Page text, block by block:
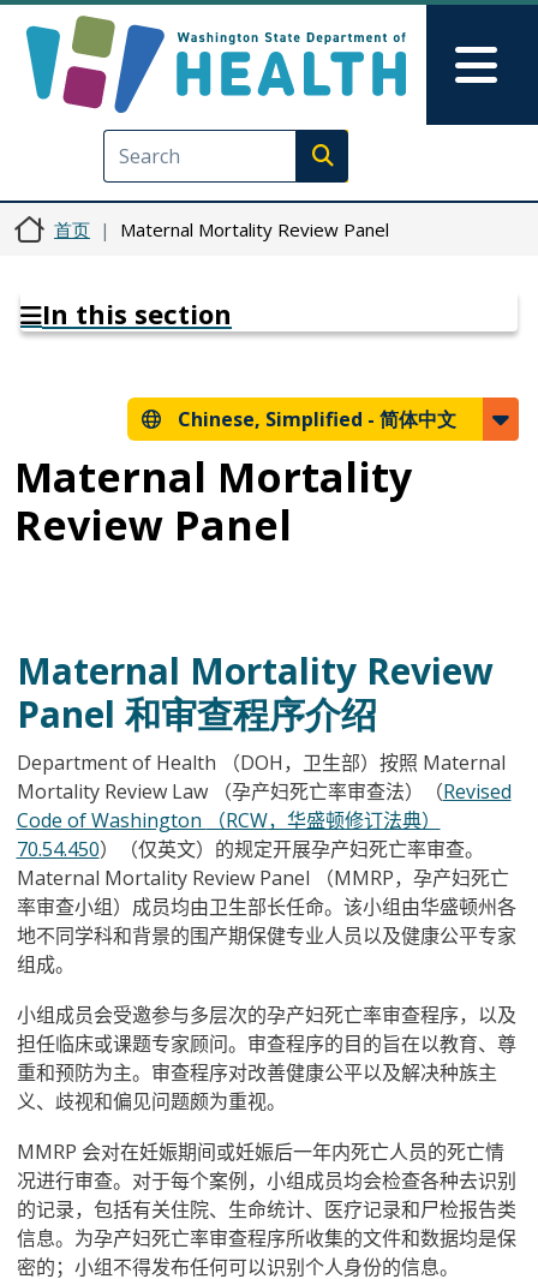
Execute search
首页 Maternal Mortality Review Panel
In this section
Chinese, Simplified - 简体中文
Maternal Mortality
Review Panel
Maternal Mortality Review
Panel 和审查程序介绍
Department of Health （DOH，卫生部）按照 Maternal
Mortality Review Law
（孕产妇死亡率审查法）（Revised
Code of Washington
（RCW，华盛顿修订法典）
70.54.450）（仅英文）的规定开展孕产妇死亡率审查。
Maternal Mortality Review Panel
（MMRP，孕产妇死亡
率审查小组）成员均由卫生部长任命。该小组由华盛顿州各
地不同学科和背景的围产期保健专业人员以及健康公平专家
组成。
小组成员会受邀参与多层次的孕产妇死亡率审查程序，以及
担任临床或课题专家顾问。审查程序的目的旨在以教育、尊
重和预防为主。审查程序对改善健康公平以及解决种族主
义、歧视和偏见问题颇为重视。
MMRP 会对在妊娠期间或妊娠后一年内死亡人员的死亡情
况进行审查。对于每个案例，小组成员均会检查各种去识别
的记录，包括有关住院、生命统计、医疗记录和尸检报告类
信息。为孕产妇死亡率审查程序所收集的文件和数据均是保
密的；小组不得发布任何可以识别个人身份的信息。